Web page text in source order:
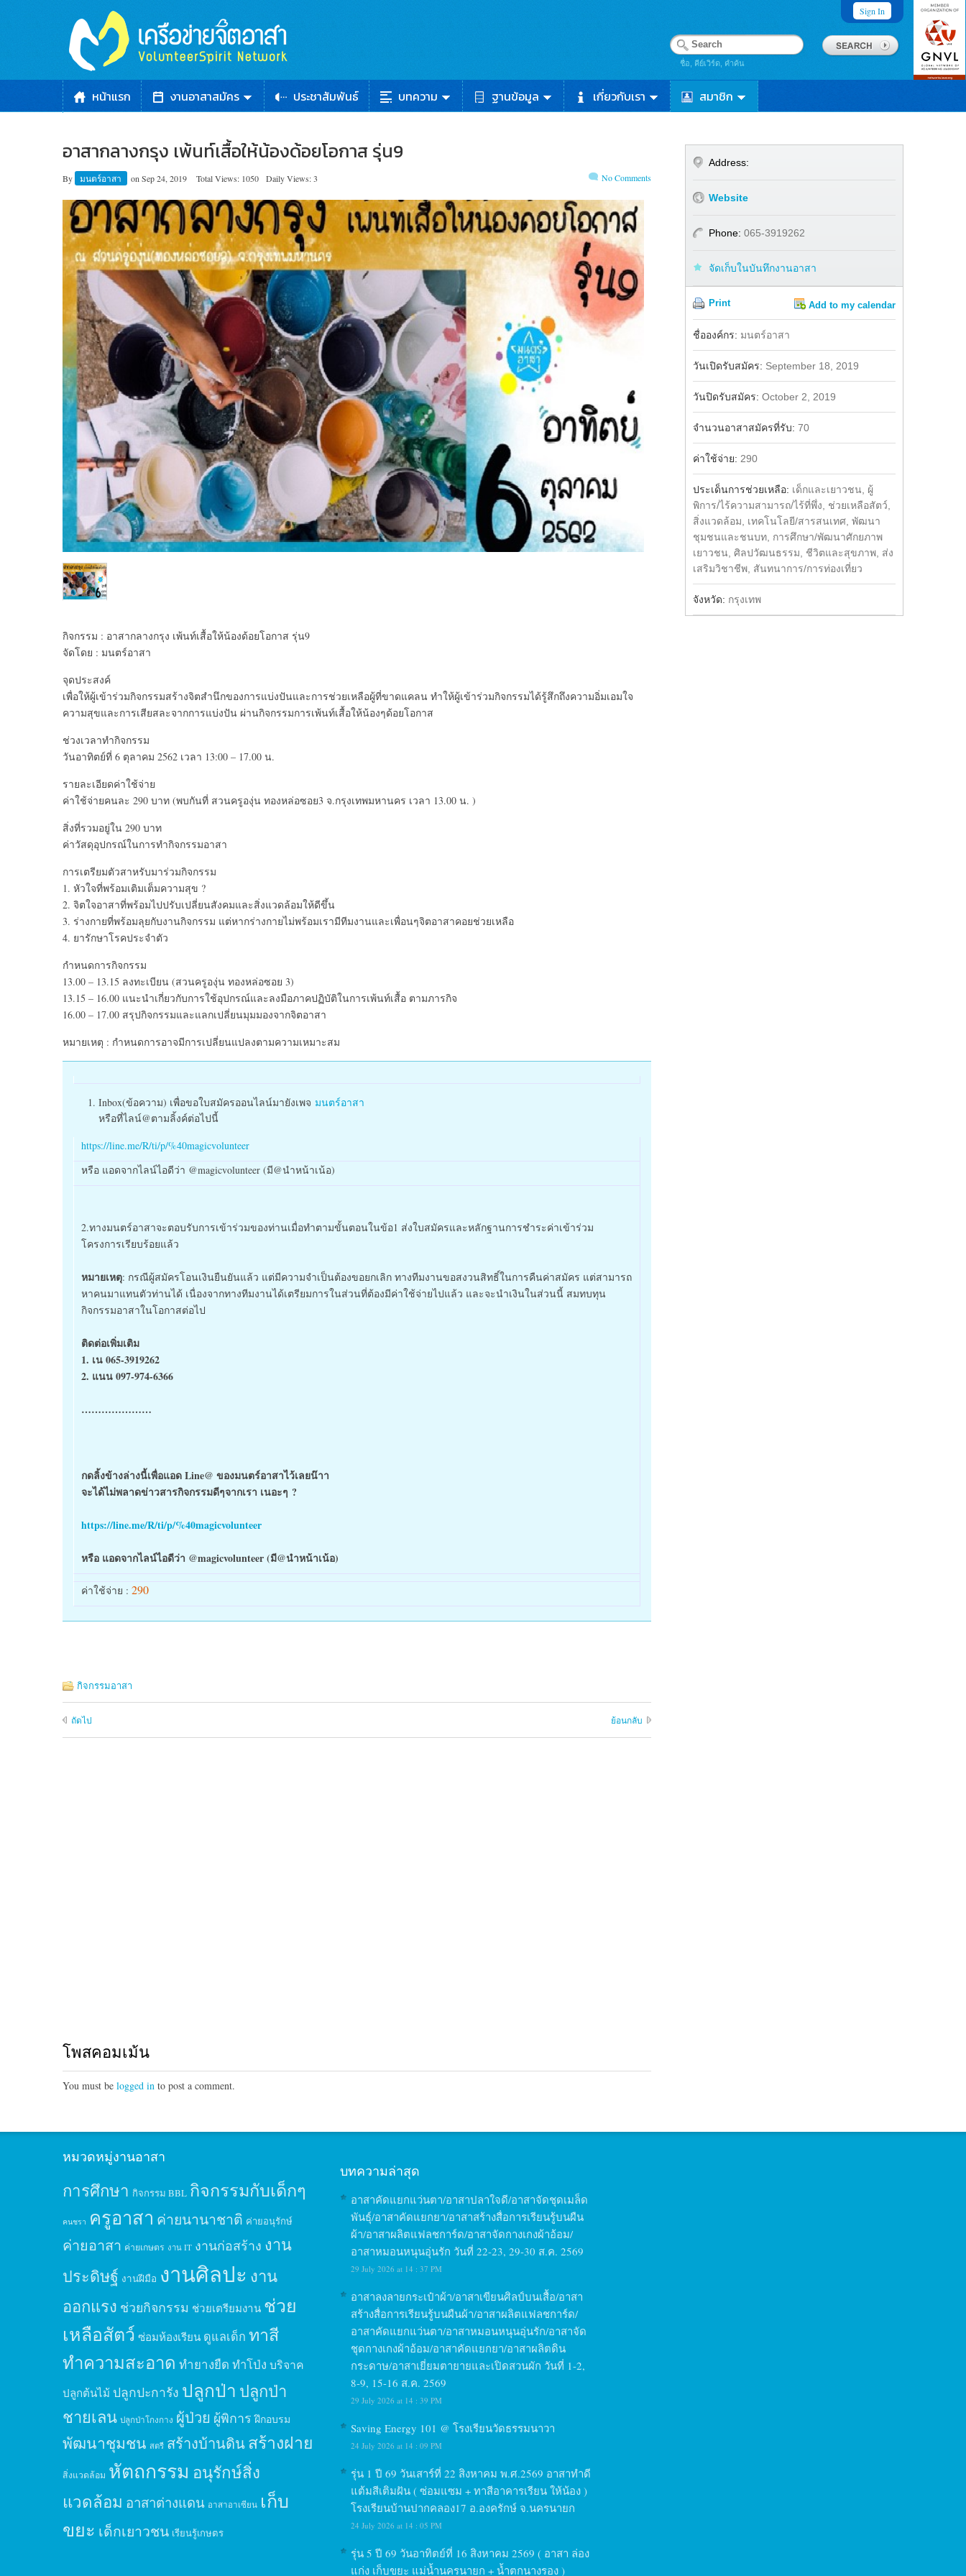
Sign In
ชื่อ, คีย์เวิร์ด, คำค้น
หน้าแรก งานอาสาสมัคร ประชาสัมพันธ์ บทความ ฐานข้อมูล เกี่ยวกับเรา สมาชิก
อาสากลางกรุง เพ้นท์เสื้อให้น้องด้อยโอกาส รุ่น9
By มนตร์อาสา on Sep 24, 2019 Total Views: 1050 Daily Views: 3 No Comments
กิจกรรม : อาสากลางกรุง เพ้นท์เสื้อให้น้องด้อยโอกาส รุ่น9
จัดโดย : มนตร์อาสา
จุดประสงค์
เพื่อให้ผู้เข้าร่วมกิจกรรมสร้างจิตสำนึกของการแบ่งปันและการช่วยเหลือผู้ที่ขาดแคลน ทำให้ผู้เข้าร่วมกิจกรรมได้รู้สึกถึงความอิ่มเอมใจ
ความสุขและการเสียสละจากการแบ่งปัน ผ่านกิจกรรมการเพ้นท์เสื้อให้น้องๆด้อยโอกาส
ช่วงเวลาทำกิจกรรม
วันอาทิตย์ที่ 6 ตุลาคม 2562 เวลา 13:00 – 17.00 น.
รายละเอียดค่าใช้จ่าย
ค่าใช้จ่ายคนละ 290 บาท (พบกันที่ สวนครูองุ่น ทองหล่อซอย3 จ.กรุงเทพมหานคร เวลา 13.00 น. )
สิ่งที่รวมอยู่ใน 290 บาท
ค่าวัสดุอุปกรณ์ในการทำกิจกรรมอาสา
การเตรียมตัวสาหรับมาร่วมกิจกรรม
1. หัวใจที่พร้อมเติมเต็มความสุข ?
2. จิตใจอาสาที่พร้อมไปปรับเปลี่ยนสังคมและสิ่งแวดล้อมให้ดีขึ้น
3. ร่างกายที่พร้อมลุยกับงานกิจกรรม แต่หากร่างกายไม่พร้อมเรามีทีมงานและเพื่อนๆจิตอาสาคอยช่วยเหลือ
4. ยารักษาโรคประจำตัว
กำหนดการกิจกรรม
13.00 – 13.15 ลงทะเบียน (สวนครูองุ่น ทองหล่อซอย 3)
13.15 – 16.00 แนะนำเกี่ยวกับการใช้อุปกรณ์และลงมือภาคปฏิบัติในการเพ้นท์เสื้อ ตามภารกิจ
16.00 – 17.00 สรุปกิจกรรมและแลกเปลี่ยนมุมมองจากจิตอาสา
หมายเหตุ : กำหนดการอาจมีการเปลี่ยนแปลงตามความเหมาะสม
Inbox(ข้อความ) เพื่อขอใบสมัครออนไลน์มายังเพจ มนตร์อาสา
หรือที่ไลน์@ตามลิ้งค์ต่อไปนี้
https://line.me/R/ti/p/%40magicvolunteer
หรือ แอดจากไลน์ไอดีว่า @magicvolunteer (มี@นำหน้าเน้อ)
2.ทางมนตร์อาสาจะตอบรับการเข้าร่วมของท่านเมื่อทำตามขั้นตอนในข้อ1 ส่งใบสมัครและหลักฐานการชำระค่าเข้าร่วม
โครงการเรียบร้อยแล้ว
หมายเหตุ: กรณีผู้สมัครโอนเงินยืนยันแล้ว แต่มีความจำเป็นต้องขอยกเลิก ทางทีมงานขอสงวนสิทธิ์ในการคืนค่าสมัคร แต่สามารถ
หาคนมาแทนตัวท่านได้ เนื่องจากทางทีมงานได้เตรียมการในส่วนที่ต้องมีค่าใช้จ่ายไปแล้ว และจะนำเงินในส่วนนี้ สมทบทุน
กิจกรรมอาสาในโอกาสต่อไป
ติดต่อเพิ่มเติม
1. เน 065-3919262
2. แนน 097-974-6366
…………………
กดลิ้งข้างล่างนี้เพื่อแอด Line@ ของมนตร์อาสาไว้เลยน๊าา
จะได้ไม่พลาดข่าวสารกิจกรรมดีๆจากเรา เนอะๆ ?
https://line.me/R/ti/p/%40magicvolunteer
หรือ แอดจากไลน์ไอดีว่า @magicvolunteer (มี@นำหน้าเน้อ)
ค่าใช้จ่าย : 290
กิจกรรมอาสา
ถัดไป ย้อนกลับ
โพสคอมเม้น
You must be logged in to post a comment.
Address:
Website
Phone: 065-3919262
จัดเก็บในบันทึกงานอาสา
Print Add to my calendar
Facebook
ชื่อองค์กร: มนตร์อาสา
วันเปิดรับสมัคร: September 18, 2019
วันปิดรับสมัคร: October 2, 2019
จำนวนอาสาสมัครที่รับ: 70
ค่าใช้จ่าย: 290
ประเด็นการช่วยเหลือ: เด็กและเยาวชน, ผู้
พิการ/ไร้ความสามารถ/ไร้ที่พึ่ง, ช่วยเหลือสัตว์,
สิ่งแวดล้อม, เทคโนโลยี/สารสนเทศ, พัฒนา
ชุมชนและชนบท, การศึกษา/พัฒนาศักยภาพ
เยาวชน, ศิลปวัฒนธรรม, ชีวิตและสุขภาพ, ส่ง
เสริมวิชาชีพ, สันทนาการ/การท่องเที่ยว
จังหวัด: กรุงเทพ
หมวดหมู่งานอาสา
การศึกษา กิจกรรม BBL กิจกรรมกับเด็กๆ
คนชรา ครูอาสา ค่ายนานาชาติ ค่ายอนุรักษ์
ค่ายอาสา ค่ายเกษตร งาน IT งานก่อสร้าง งาน
ประดิษฐ์ งานฝีมือ งานศิลปะ งาน
ออกแรง ช่วยกิจกรรม ช่วยเตรียมงาน ช่วย
เหลือสัตว์ ซ่อมห้องเรียน ดูแลเด็ก ทาสี
ทำความสะอาด ทำยางยืด ทำโป่ง บริจาค
ปลูกต้นไม้ ปลูกปะการัง ปลูกป่า ปลูกป่า
ชายเลน ปลูกป่าโกงกาง ผู้ป่วย ผู้พิการ ฝึกอบรม
พัฒนาชุมชน สตรี สร้างบ้านดินสร้างฝาย
สิ่งแวดล้อม หัตถกรรม อนุรักษ์สิ่ง
แวดล้อม อาสาต่างแดน อาสาอาเซียน เก็บ
ขยะ เด็กเยาวชน เรียนรู้เกษตร
บทความล่าสุด
อาสาคัดแยกแว่นตา/อาสาปลาใจดี/อาสาจัดชุดเมล็ด
พันธุ์/อาสาคัดแยกยา/อาสาสร้างสื่อการเรียนรู้บนผืน
ผ้า/อาสาผลิตแฟลชการ์ด/อาสาจัดกางเกงผ้าอ้อม/
อาสาหมอนหนุนอุ่นรัก วันที่ 22-23, 29-30 ส.ค. 2569
29 July 2026 at 14 : 37 PM
อาสาลงลายกระเป๋าผ้า/อาสาเขียนศิลป์บนเสื้อ/อาสา
สร้างสื่อการเรียนรู้บนผืนผ้า/อาสาผลิตแฟลชการ์ด/
อาสาคัดแยกแว่นตา/อาสาหมอนหนุนอุ่นรัก/อาสาจัด
ชุดกางเกงผ้าอ้อม/อาสาคัดแยกยา/อาสาผลิตดิน
กระดาษ/อาสาเยี่ยมตายายและเปิดสวนผัก วันที่ 1-2,
8-9, 15-16 ส.ค. 2569
29 July 2026 at 14 : 39 PM
Saving Energy 101 @ โรงเรียนวัดธรรมนาวา
24 July 2026 at 14 : 09 PM
รุ่น 1 ปี 69 วันเสาร์ที่ 22 สิงหาคม พ.ศ.2569 อาสาทำดี
แต้มสีเติมฝัน ( ซ่อมแซม + ทาสีอาคารเรียน ให้น้อง )
โรงเรียนบ้านปากคลอง17 อ.องครักษ์ จ.นครนายก
24 July 2026 at 14 : 05 PM
รุ่น 5 ปี 69 วันอาทิตย์ที่ 16 สิงหาคม 2569 ( อาสา ล่อง
แก่ง เก็บขยะ แม่น้ำนครนายก + น้ำตกนางรอง )